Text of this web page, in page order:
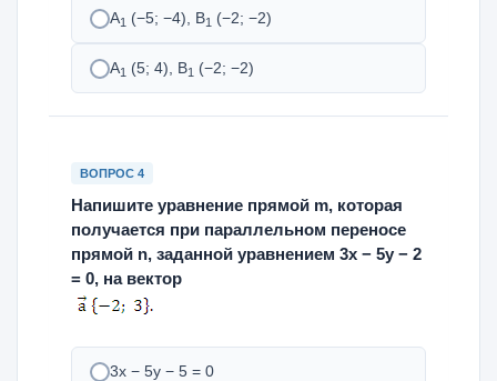
А1 (−5; −4), В1 (−2; −2)
А1 (5; 4), В1 (−2; −2)
ВОПРОС 4
Напишите уравнение прямой m, которая
получается при параллельном переносе
прямой n, заданной уравнением 3х − 5у − 2
= 0, на вектор
3х − 5у − 5 = 0